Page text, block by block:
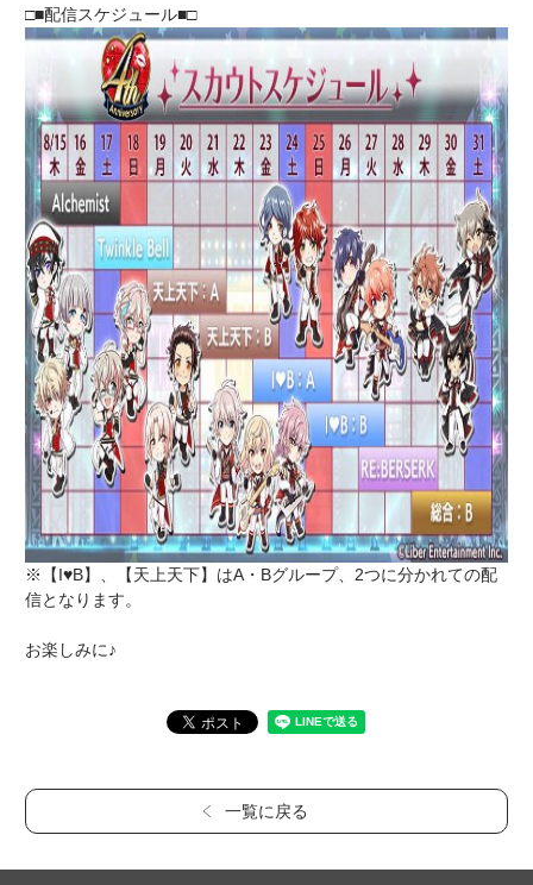
□■配信スケジュール■□
※【I♥B】、【天上天下】はA・Bグループ、2つに分かれての配
信となります。
お楽しみに♪
一覧に戻る